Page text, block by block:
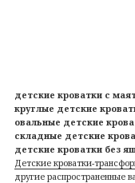
детские кроватки с
круглые детские
овальные детские
складные детские
детские кроватки без
Детские кроватки-
другие распространенные